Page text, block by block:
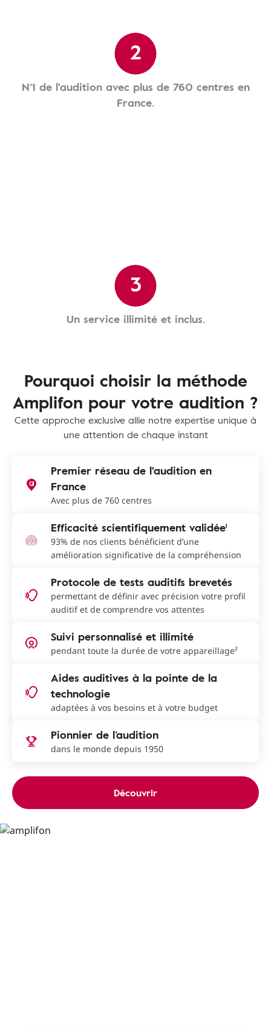
2
N°1 de l'audition avec plus de 760 centres en
France.
3
Un service illimité et inclus.
Pourquoi choisir la méthode
Amplifon pour votre audition ?
Cette approche exclusive allie notre expertise unique à
une attention de chaque instant
Premier réseau de l'audition en
France
Avec plus de 760 centres
Efficacité scientifiquement validée¹
93% de nos clients bénéficient d’une
amélioration significative de la compréhension
Protocole de tests auditifs brevetés
permettant de définir avec précision votre profil
auditif et de comprendre vos attentes
Suivi personnalisé et illimité
pendant toute la durée de votre appareillage²
Aides auditives à la pointe de la
technologie
adaptées à vos besoins et à votre budget
Pionnier de l’audition
dans le monde depuis 1950
Découvrir